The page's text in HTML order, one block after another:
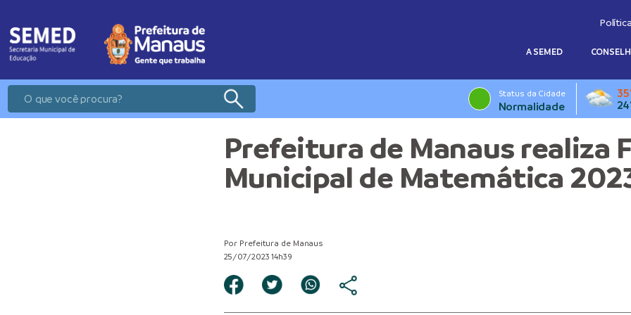
A SEMED
Status da Cidade
Normalidade
Prefeitura de Manaus realiza
Municipal de Matemática
Por Prefeitura de Manaus
25/07/2023 14h39